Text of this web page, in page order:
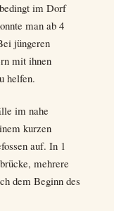
im Dorf
man ab 4
jüngeren
mit ihnen
helfen.
im nahe
kurzen
auf. In 1
mehrere
dem Beginn des